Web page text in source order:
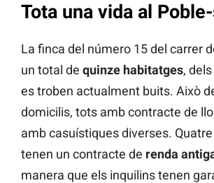
Tota una vida al
La finca del número 15 del carrer
un total de quinze habitatges,
es troben actualment buits. Això
domicilis, tots amb contracte de
amb casuístiques diverses.
tenen un contracte de renda
manera que els inquilins tenen